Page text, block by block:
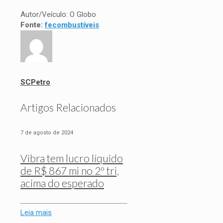
Autor/Veículo: O Globo
Fonte:fecombustíveis
SCPetro
Artigos Relacionados
7 de agosto de 2024
Vibra tem lucro líquido
de R$ 867 mi no 2º tri,
acima do esperado
Leia mais